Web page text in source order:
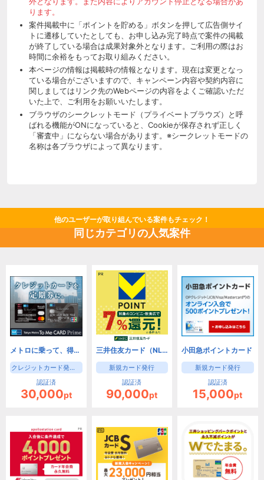
ります。
案件掲載中に「ポイントを貯める」ボタンを押して広告側サイ
トに遷移していたとしても、お申し込み完了時点で案件の掲載
が終了している場合は成果対象外となります。ご利用の際はお
時間に余裕をもってお取り組みください。
本ページの情報は掲載時の情報となります。現在は変更となっ
ている場合がございますので、キャンペーン内容や契約内容に
関しましてはリンク先のWebページの内容をよくご確認いただ
いた上で、ご利用をお願いいたします。
ブラウザのシークレットモード（プライベートブラウズ）と呼
ばれる機能がONになっていると、Cookieが保存されず正しく
「審査中」にならない場合があります。※シークレットモードの
名称は各ブラウザによって異なります。
他のユーザーが取り組んでいる案件もチェック！
同じカテゴリの人気案件
メトロに乗って、得しよう♪Tokyo Metro To Me CARD Prime【東京メトロ】
クレジットカード発券（ニコス）
認証済
30,000pt
三井住友カード（NL）
新規カード発行
認証済
90,000pt
小田急ポイントカード
新規カード発行
認証済
15,000pt